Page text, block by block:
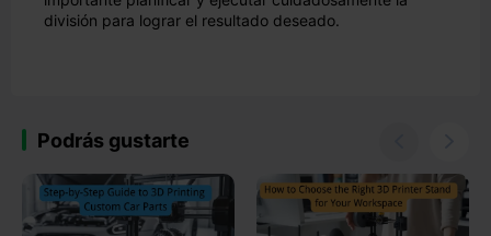
división para lograr el resultado deseado.
Podrás gustarte